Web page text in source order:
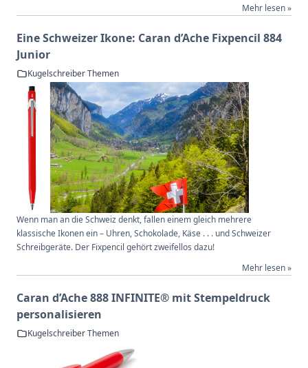
Mehr lesen »
Eine Schweizer Ikone: Caran d’Ache Fixpencil 884
Junior
Kugelschreiber Themen
Wenn man an die Schweiz denkt, fallen einem gleich mehrere
klassische Ikonen ein – Uhren, Schokolade, Käse . . . und Schweizer
Schreibgeräte. Der Fixpencil gehört zweifellos dazu!
Mehr lesen »
Caran d’Ache 888 INFINITE® mit Stempeldruck
personalisieren
Kugelschreiber Themen